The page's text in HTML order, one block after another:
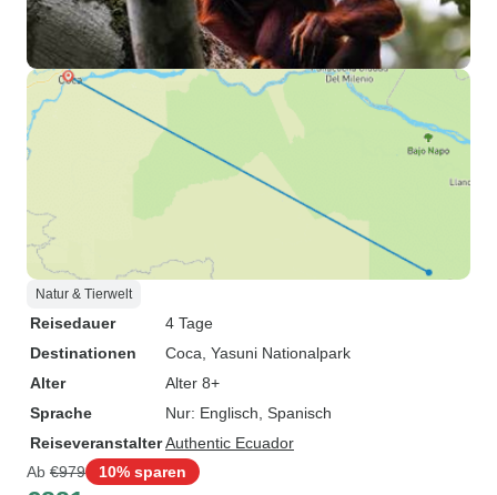
Natur & Tierwelt
Reisedauer
4 Tage
Destinationen
Coca , Yasuni Nationalpark
Alter
Alter 8+
Sprache
Nur: Englisch, Spanisch
ReiseveranstalterAuthentic Ecuador
Ab €979 10% sparen